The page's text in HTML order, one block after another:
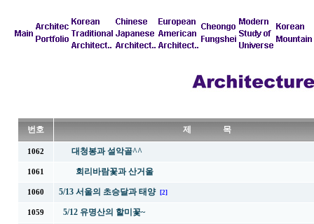
번호 제 목
1062 대청봉과 설악골^^
1061 회리바람꽃과 산거울
1060 5/13 서울의 초승달과 태양 [2]
1059 5/12 유명산의 할미꽃~